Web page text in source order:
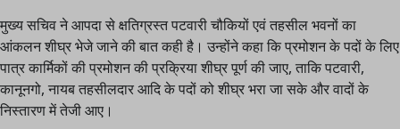
मुख्य सचिव ने आपदा से क्षतिग्रस्त पटवारी चौकियों एवं तहसील भवनों का
आंकलन शीघ्र भेजे जाने की बात कही है। उन्होंने कहा कि प्रमोशन के पदों के लिए
पात्र कार्मिकों की प्रमोशन की प्रक्रिया शीघ्र पूर्ण की जाए, ताकि पटवारी,
कानूनगो, नायब तहसीलदार आदि के पदों को शीघ्र भरा जा सके और वादों के
निस्तारण में तेजी आए।